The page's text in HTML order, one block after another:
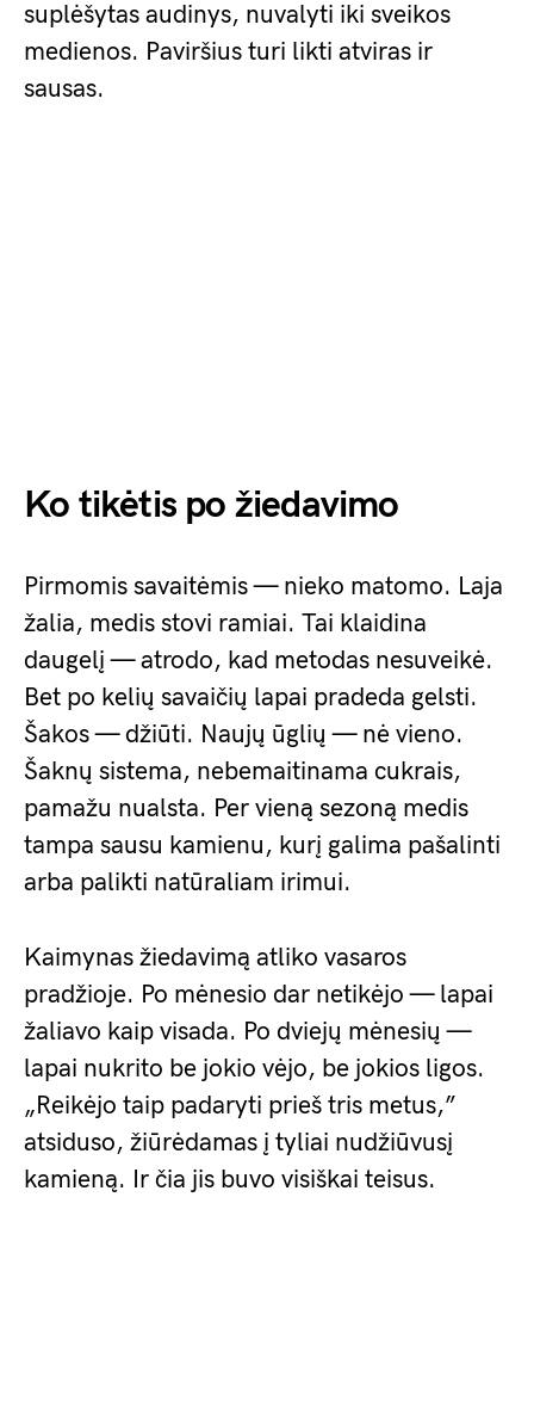
suplėšytas audinys, nuvalyti iki sveikos
medienos. Paviršius turi likti atviras ir
sausas.
Ko tikėtis po žiedavimo
Pirmomis savaitėmis — nieko matomo. Laja
žalia, medis stovi ramiai. Tai klaidina
daugelį — atrodo, kad metodas nesuveikė.
Bet po kelių savaičių lapai pradeda gelsti.
Šakos — džiūti. Naujų ūglių — nė vieno.
Šaknų sistema, nebemaitinama cukrais,
pamažu nualsta. Per vieną sezoną medis
tampa sausu kamienu, kurį galima pašalinti
arba palikti natūraliam irimui.
Kaimynas žiedavimą atliko vasaros
pradžioje. Po mėnesio dar netikėjo — lapai
žaliavo kaip visada. Po dviejų mėnesių —
lapai nukrito be jokio vėjo, be jokios ligos.
„Reikėjo taip padaryti prieš tris metus,”
atsiduso, žiūrėdamas į tyliai nudžiūvusį
kamieną. Ir čia jis buvo visiškai teisus.